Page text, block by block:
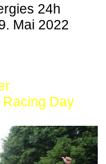
24h
Mai 2022
Day